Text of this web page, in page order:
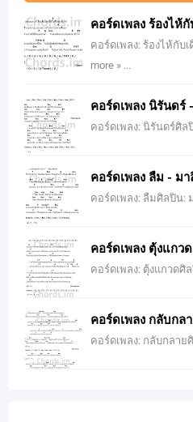
คอร์ดเพลง ร้องไห้
คอร์ดเพลง: ร้องไห้กับ
more » ...
คอร์ดเพลง นิรันดร์
คอร์ดเพลง: นิรันดร์ศิล
คอร์ดเพลง ลืม - ม
คอร์ดเพลง: ลืมศิลปิน:
คอร์ดเพลง ตุ้งแกว
คอร์ดเพลง: ตุ้งแกวดศิ
คอร์ดเพลง กลับกล
คอร์ดเพลง: กลับกลาย